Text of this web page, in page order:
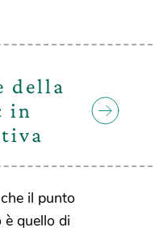
della
in
il punto
quello di